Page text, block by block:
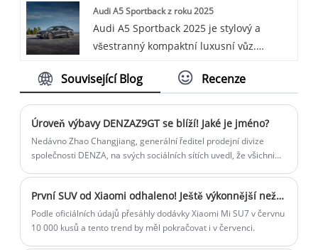
nabití z 10 % na 80 % za pouhých 31
minut. Nebo kombinuje charakteristický
styl Audi a elektrickou technologii s
pro prémiový zážitek z jízdy.
Audi A5 Sportback z roku 2025
Audi A5 Sportback 2025 je stylový a
všestranný kompaktní luxusní vůz.
praktičností hatchbacku, nabízí prostorný
Dodává se s přeplňovaným 2,0litrovým
motorem a standardním pohonem všech
kol.
Související Blog Recenze
Úroveň výbavy DENZAZ9GT se blíží! Jaké je jméno?
Nedávno Zhao Changjiang, generální ředitel prodejní divize
společnosti DENZA, na svých sociálních sítích uvedl, že všichni
První SUV od Xiaomi odhaleno! Ještě výkonnější než SU7
Podle oficiálních údajů přesáhly dodávky Xiaomi Mi SU7 v červnu
10 000 kusů a tento trend by měl pokračovat i v červenci.